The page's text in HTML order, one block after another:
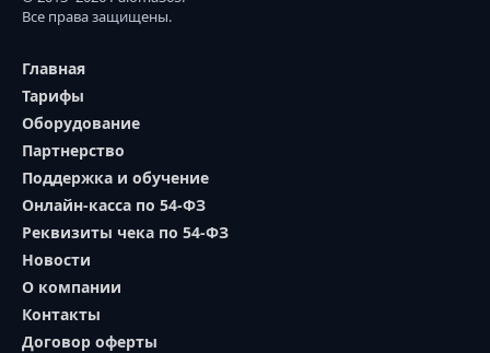
Все права защищены.
Главная
Тарифы
Оборудование
Партнерство
Поддержка и обучение
Онлайн-касса по 54-ФЗ
Реквизиты чека по 54-ФЗ
Новости
О компании
Контакты
Договор оферты